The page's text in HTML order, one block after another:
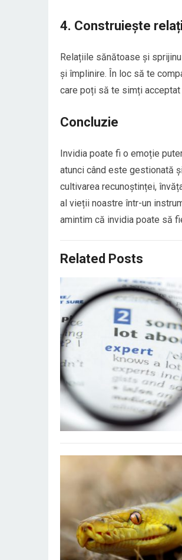
4. Construiește
Relațiile sănătoase și
și împlinire. În loc să te
care poți să te simți
Concluzie
Invidia poate fi o emoție
atunci când este gestionată
cultivarea recunoștinței,
al vieții noastre într-un
amintim că invidia poate să
Related Posts